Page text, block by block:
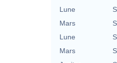
Lune
Mars
Lune
Mars